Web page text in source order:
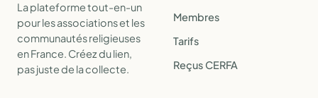
La plateforme tout-en-un
pour les associations et les
communautés religieuses
en France. Créez du lien,
pas juste de la collecte.
Membres
Tarifs
Reçus CERFA